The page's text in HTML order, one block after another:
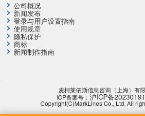
公司概况
新闻发布
登录与用户设置指南
使用规章
隐私保护
商标
新闻制作指南
麦柯莱依斯信息咨询（上海）有
ICP备案号： 沪ICP备
Copyright(C)MarkLines Co., Ltd. All